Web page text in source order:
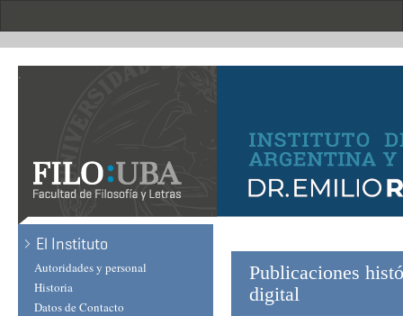
.
El Instituto
Autoridades y personal
Historia
Datos de Contacto
Publicaciones
digital